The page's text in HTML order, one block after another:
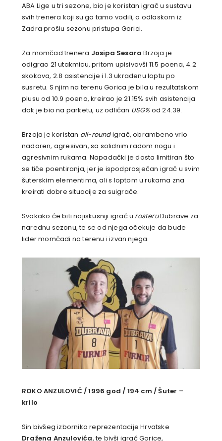
ABA Lige u tri sezone, bio je koristan igrač u sustavu
svih trenera koji su ga tamo vodili, a odlaskom iz
Zadra prošlu sezonu pristupa Gorici.
Za momčad trenera Josipa Sesara Brzoja je
odigrao 21 utakmicu, pritom upisivavši 11.5 poena, 4.2
skokova, 2.8 asistencije i 1.3 ukradenu loptu po
susretu. S njim na terenu Gorica je bila u rezultatskom
plusu od 10.9 poena, kreirao je 21.15% svih asistencija
dok je bio na parketu, uz odličan USG% od 24.39.
Brzoja je koristan all-roundigrač, obrambeno vrlo
nadaren, agresivan, sa solidnim radom nogu i
agresivnim rukama. Napadački je dosta limitiran što
se tiče poentiranja, jer je ispodprosječan igrač u svim
šuterskim elementima, ali s loptom u rukama zna
kreirati dobre situacije za suigrače.
Svakako će biti najiskusniji igrač u rosteruDubrave za
narednu sezonu, te se od njega očekuje da bude
lider momčadi na terenu i izvan njega.
ROKO ANZULOVIĆ / 1996 god / 194 cm / Šuter –
krilo
Sin bivšeg izbornika reprezentacije Hrvatske
Dražena Anzulovića, te bivši igrač Gorice,